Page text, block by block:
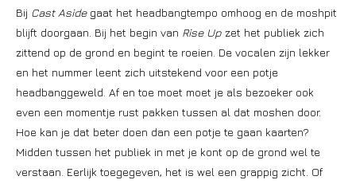
Bij Cast Asidegaat het headbangtempo omhoog en de moshpit
blijft doorgaan. Bij het begin van Rise Up zet het publiek zich
zittend op de grond en begint te roeien. De vocalen zijn lekker
en het nummer leent zich uitstekend voor een potje
headbanggeweld. Af en toe moet moet je als bezoeker ook
even een momentje rust pakken tussen al dat moshen door.
Hoe kan je dat beter doen dan een potje te gaan kaarten?
Midden tussen het publiek in met je kont op de grond wel te
verstaan. Eerlijk toegegeven, het is wel een grappig zicht. Of